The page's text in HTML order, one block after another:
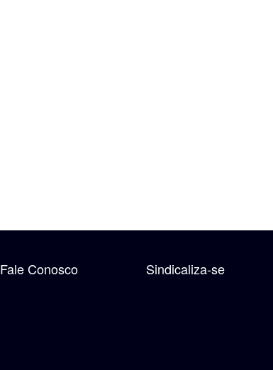
Fale Conosco Sindicaliza-se